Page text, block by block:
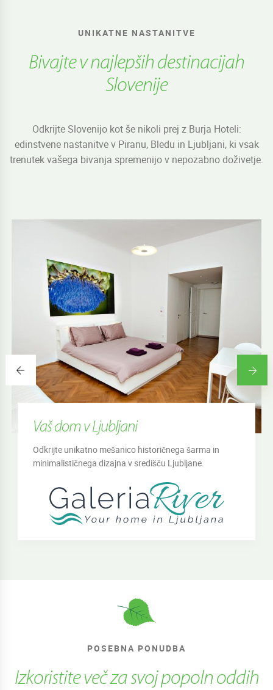
UNIKATNE NASTANITVE
Bivajte v najlepših destinacijah
Slovenije
Odkrijte Slovenijo kot še nikoli prej z Burja Hoteli:
edinstvene nastanitve v Piranu, Bledu in Ljubljani, ki vsak
trenutek vašega bivanja spremenijo v nepozabno doživetje.
Vaš dom v Ljubljani
Odkrijte unikatno mešanico historičnega šarma in
minimalističnega dizajna v središču Ljubljane.
POSEBNA PONUDBA
Izkoristite več za svoj popoln oddih